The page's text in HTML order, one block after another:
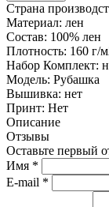
Страна
Материал: лен
Состав: 100% лен
Плотность: 160 г/
Набор Комплект:
Модель: Рубашка
Вышивка: нет
Принт: Нет
Описание
Отзывы
Оставьте первый
Имя *
E-mail *